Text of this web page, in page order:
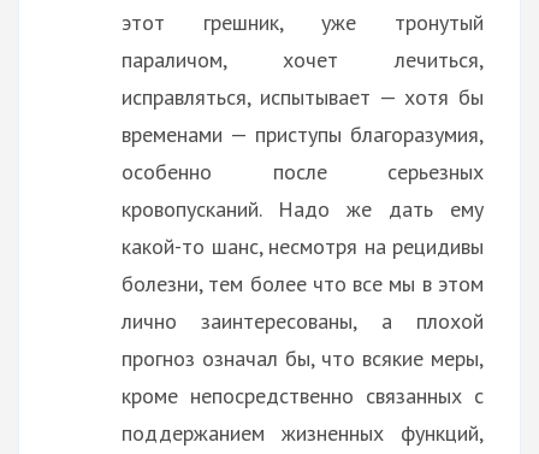
этот грешник, уже тронутый
параличом, хочет лечиться,
исправляться, испытывает — хотя бы
временами — приступы благоразумия,
особенно после серьезных
кровопусканий. Надо же дать ему
какой-то шанс, несмотря на рецидивы
болезни, тем более что все мы в этом
лично заинтересованы, а плохой
прогноз означал бы, что всякие меры,
кроме непосредственно связанных с
поддержанием жизненных функций,